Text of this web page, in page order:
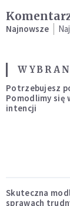
Najnowsze
Potrzebujesz
Pomodlimy się
intencji
Skuteczna
sprawach